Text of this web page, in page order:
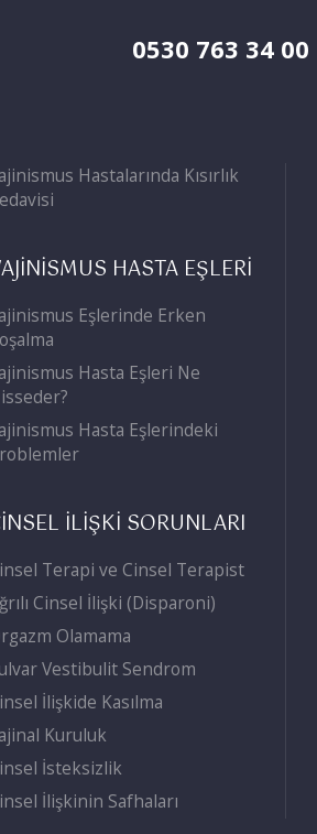
0530 763 34 00
Hastalarında Kısırlık
HASTA EŞLERİ
Eşlerinde Erken
Hasta Eşleri Ne
Hasta Eşlerindeki
İLİŞKİ SORUNLARI
Terapi ve Cinsel Terapist
Cinsel İlişki (Disparoni)
Olamama
Vestibulit Sendrom
İlişkide Kasılma
Kuruluk
İsteksizlik
İlişkinin Safhaları